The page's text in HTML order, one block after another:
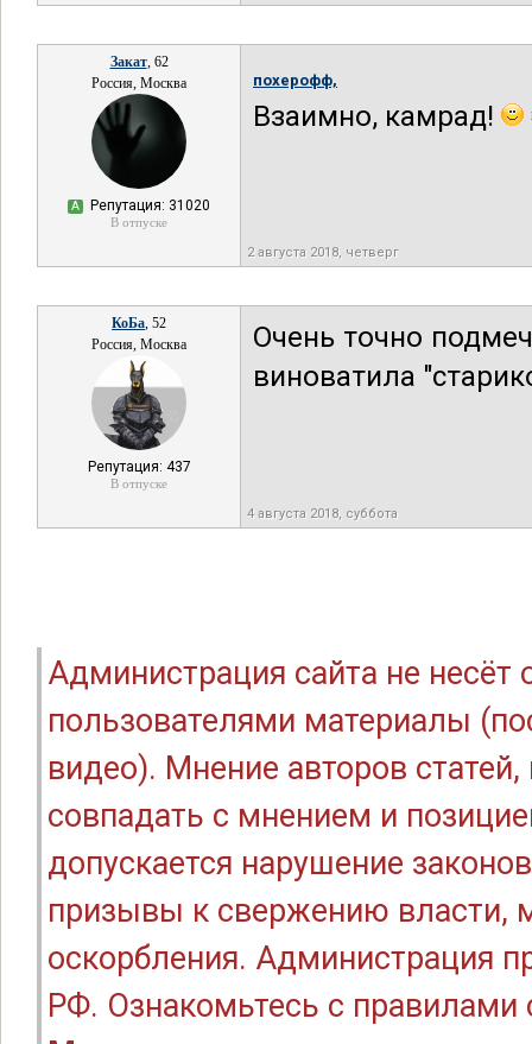
Закат, 62
Россия, Москва
А Репутация: 31020
В отпуске
похерофф,
Взаимно, камрад!
2 августа 2018, четверг
КоБа, 52
Россия, Москва
Репутация: 437
В отпуске
Очень точно
виноватила
4 августа 2018, суббота
Администрация сайта не
пользователями материалы
видео). Мнение авторов
совпадать с мнением и
допускается нарушение
призывы к свержению власти,
оскорбления. Администрация
РФ. Ознакомьтесь с правилами